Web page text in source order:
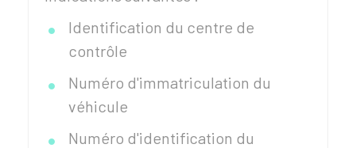
Identification du centre de
contrôle
Numéro d'immatriculation du
véhicule
Numéro d'identification du